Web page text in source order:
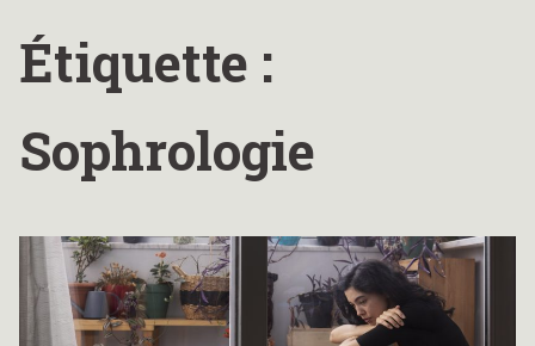
Étiquette :
Sophrologie